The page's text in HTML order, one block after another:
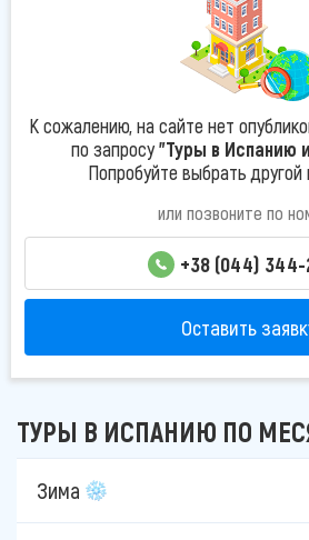
К сожалению, на сайте нет
по запросу"Туры в Испанию
Попробуйте выбрать другой
или позвоните по
+38 (044) 344-
Оставить
ТУРЫ В ИСПАНИЮ ПО
Зима